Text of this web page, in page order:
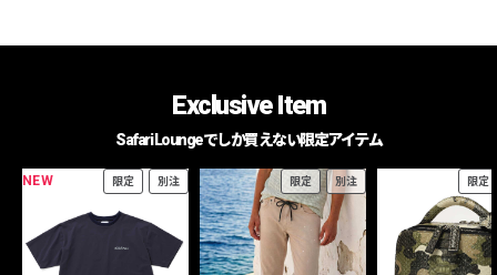
Exclusive Item
Safari Loungeでしか買えない限定アイテム
NEW 限定 別注 限定 別注 限定